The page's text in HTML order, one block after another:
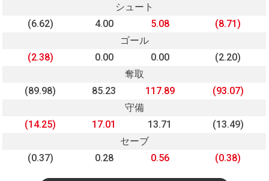
シュート
(6.62)
4.00 5.08
(8.71)
ゴール
(2.38)
0.00 0.00
(2.20)
奪取
(89.98)
85.23 117.89
(93.07)
守備
(14.25)
17.01 13.71
(13.49)
セーブ
(0.37)
0.28 0.56 (0.38)